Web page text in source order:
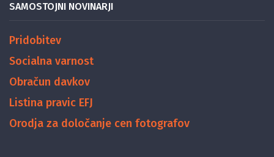
SAMOSTOJNI NOVINARJI
Pridobitev
Socialna varnost
Obračun davkov
Listina pravic EFJ
Orodja za določanje cen fotografov